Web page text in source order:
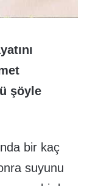
şöyle
bir kaç
suyunu